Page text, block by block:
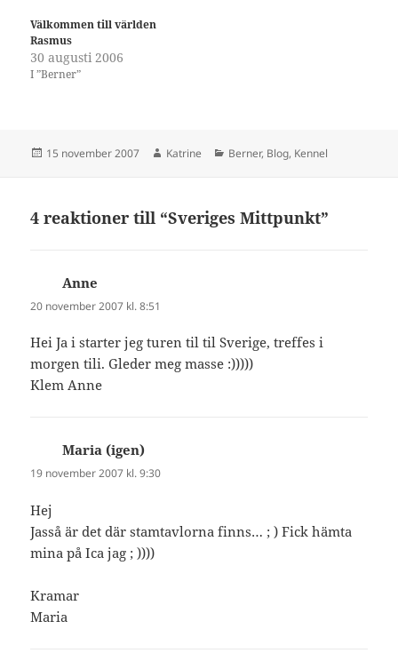
Välkommen till världen
Rasmus
30 augusti 2006
I ”Berner”
Postat
15 november 2007 Författare
Katrine Kategorier
Berner, Blog, Kennel
4 reaktioner till “Sveriges Mittpunkt”
Anne
20 november 2007 kl. 8:51
Hei Ja i starter jeg turen til til Sverige, treffes i
morgen tili. Gleder meg masse :)))))
Klem Anne
Maria (igen)
19 november 2007 kl. 9:30
Hej
Jasså är det där stamtavlorna finns… ; ) Fick hämta
mina på Ica jag ; ))))
Kramar
Maria